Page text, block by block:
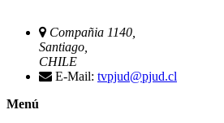
Compañia 1140,
Santiago,
CHILE
E-Mail: tvpjud@pjud.cl
Menú